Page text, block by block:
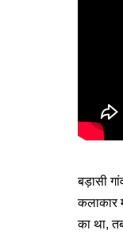
बड़ासी
कलाकार
का था,